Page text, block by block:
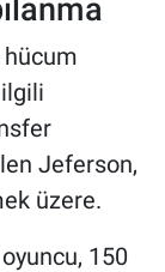
Jeferson,
üzere.
150